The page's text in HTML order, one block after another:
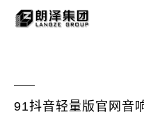
91抖音轻量版官网音